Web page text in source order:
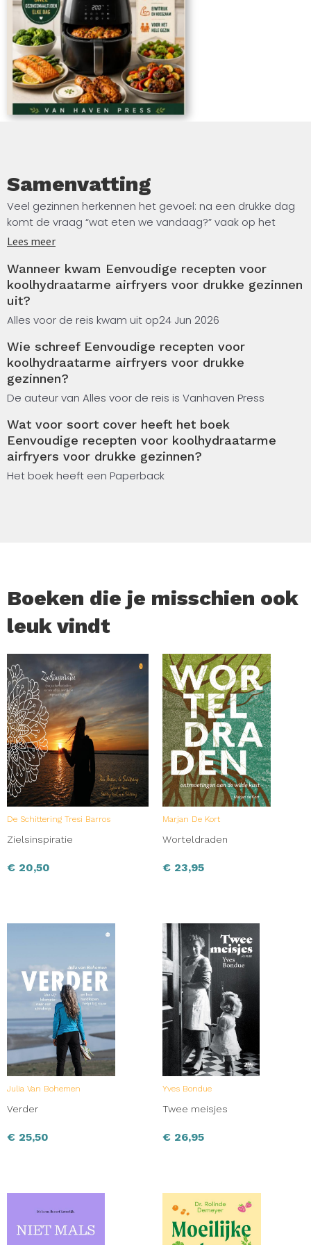
graag thuis kookt zonder ingewikkelde recepten of
lange voorbereidingstijden. De gerechten zijn
praktisch opgebouwd en kunnen vaak aangepast
worden aan wat er al in de keuken aanwezig is.
Samenvatting
Veel gezinnen herkennen het gevoel: na een drukke dag
komt de vraag “wat eten we vandaag?” vaak op het
slechtste moment. Tijd is beperkt, energie is laag en toch
goed past bij het dagelijkse ritme van het gezin.
Eenvoudige recepten voor koolhydraatarme airfryers voor
drukke gezinnen is ontwikkeld om dat probleem te
verlichten met praktische en overzichtelijke
In dit boek vind je een gevarieerde verzameling recepten
die speciaal zijn samengesteld voor de airfryer. De focus
ligt op eenvoudige bereiding, herkenbare ingrediënten en
verschillende categorieën zoals ontbijt, kipgerechten,
vlees- en visgerechten, groentegerechten, snacks en
lichte zoete opties.
er al in de keuken aanwezig is.
Lees meer
Wanneer kwam Eenvoudige recepten voor
koolhydraatarme airfryers voor drukke gezinnen
uit?
Alles voor de reis kwam uit op24 Jun 2026
Wie schreef Eenvoudige recepten voor
koolhydraatarme airfryers voor drukke
gezinnen?
De auteur van Alles voor de reis is Vanhaven Press
Wat voor soort cover heeft het boek
Eenvoudige recepten voor koolhydraatarme
airfryers voor drukke gezinnen?
Het boek heeft een Paperback
Boeken die je misschien ook
leuk vindt
De Schittering Tresi Barros
Zielsinspiratie
€ 20,50
Marjan De Kort
Worteldraden
€ 23,95
Julia Van Bohemen
Verder
€ 25,50
Yves Bondue
Twee meisjes
€ 26,95